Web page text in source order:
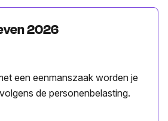
2026
een eenmanszaak worden je
de personenbelasting.